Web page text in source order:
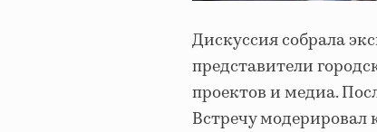
Дискуссия собрала
представители
проектов и медиа.
Встречу